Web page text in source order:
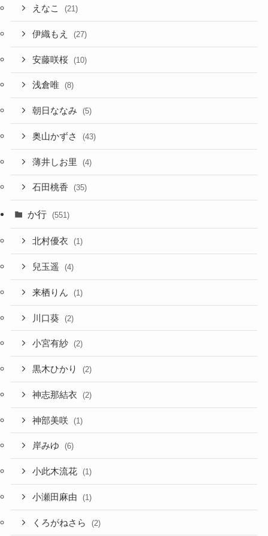
えなこ (21)
伊織もえ (27)
安藤咲桜 (10)
浅倉唯 (8)
朝日ななみ (5)
奥山かずさ (43)
薄井しお里 (4)
石田桃香 (35)
か行 (551)
北村優衣 (1)
兒玉遥 (4)
来栖りん (1)
川口葵 (2)
小宮有紗 (2)
黒木ひかり (2)
神志那結衣 (2)
神部美咲 (1)
岸みゆ (6)
小此木流花 (1)
小瀬田麻由 (1)
くろがねさら (2)